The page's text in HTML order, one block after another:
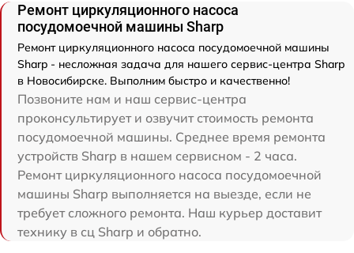
Ремонт циркуляционного насоса
посудомоечной машины Sharp
Ремонт циркуляционного насоса посудомоечной машины
Sharp - несложная задача для нашего сервис-центра Sharp
в Новосибирске. Выполним быстро и качественно!
Позвоните нам и наш сервис-центра
проконсультирует и озвучит стоимость ремонта
посудомоечной машины. Среднее время ремонта
устройств Sharp в нашем сервисном - 2 часа.
Ремонт циркуляционного насоса посудомоечной
машины Sharp выполняется на выезде, если не
требует сложного ремонта. Наш курьер доставит
технику в сц Sharp и обратно.